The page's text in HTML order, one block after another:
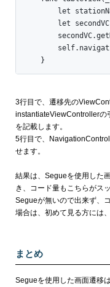
let
let
    }
3行目で、遷移先の
instantiateViewControllerの
を記載します。
5行目で、
せます。
結果は、Segueを使用した
き、コード量もこちらがス
Segueが無いので出来ず、
場合は、初めて見る方には
まとめ
Segueを使用した画面遷移